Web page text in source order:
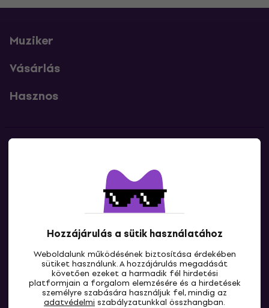
Hozzájárulás a sütik használatához
Weboldalunk működésének biztosítása érdekében
sütiket használunk. A hozzájárulás megadását
követően ezeket a harmadik fél hirdetési
platformjain a forgalom elemzésére és a hirdetések
személyre szabására használjuk fel, mindig az
adatvédelmi szabályzatunkkal összhangban.
Muziker
Vásárlás
Hasznos
Lépj kapcsolatba velünk
HU